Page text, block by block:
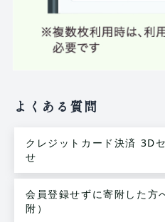
よくある質問
クレジットカード決済 3D
せ
会員登録せずに寄附した方
附）